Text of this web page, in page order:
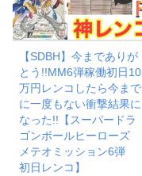
【SDBH】今までありが
とう!!MM6弾稼働初日10
万円レンコしたら今まで
に一度もない衝撃結果に
なった!!【スーパードラ
ゴンボールヒーローズ
メテオミッション6弾
初日レンコ】